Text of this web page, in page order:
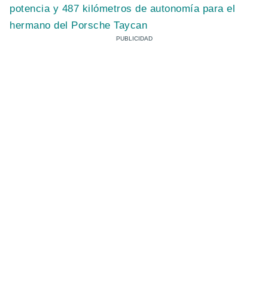
potencia y 487 kilómetros de autonomía para el
hermano del Porsche Taycan